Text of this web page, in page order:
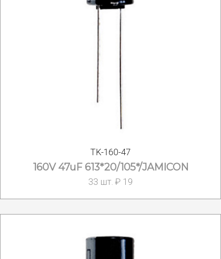
TK-160-47
160V 47uF 613*20/105*/JAMICON
33 шт. ₽ 19